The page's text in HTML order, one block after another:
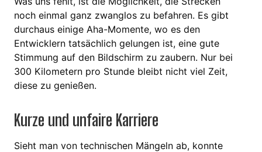
noch einmal ganz zwanglos zu befahren. Es gibt
durchaus einige Aha-Momente, wo es den
Entwicklern tatsächlich gelungen ist, eine gute
Stimmung auf den Bildschirm zu zaubern. Nur bei
300 Kilometern pro Stunde bleibt nicht viel Zeit,
diese zu genießen.
Kurze und unfaire Karriere
Sieht man von technischen Mängeln ab, konnte